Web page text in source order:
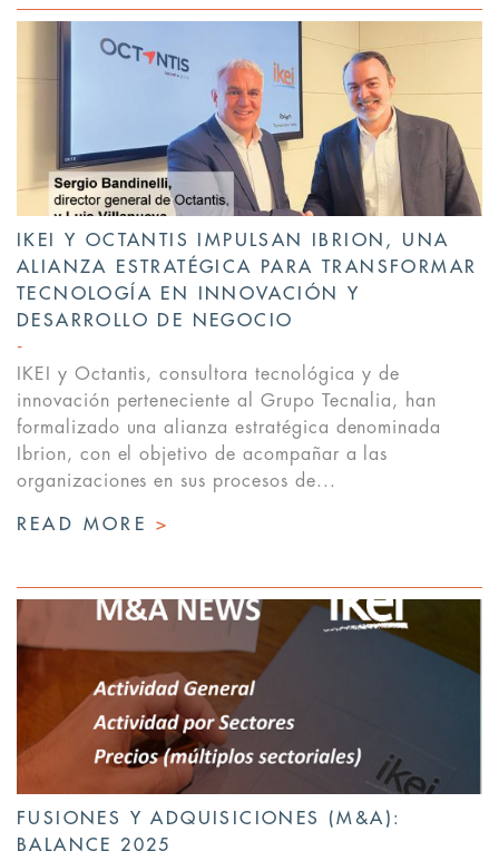
IKEI Y OCTANTIS IMPULSAN IBRION, UNA
ALIANZA ESTRATÉGICA PARA TRANSFORMAR
TECNOLOGÍA EN INNOVACIÓN Y
DESARROLLO DE NEGOCIO
IKEI y Octantis, consultora tecnológica y de
innovación perteneciente al Grupo Tecnalia, han
formalizado una alianza estratégica denominada
Ibrion, con el objetivo de acompañar a las
organizaciones en sus procesos de...
READ MORE >
FUSIONES Y ADQUISICIONES (M&A):
BALANCE 2025